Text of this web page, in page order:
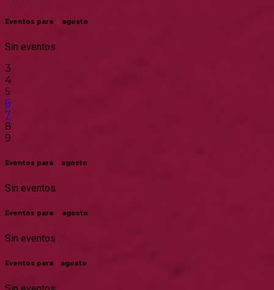
Eventos para agosto
Sin eventos
3
4
5
6
7
8
9
Eventos para agosto
Sin eventos
Eventos para agosto
Sin eventos
Eventos para agosto